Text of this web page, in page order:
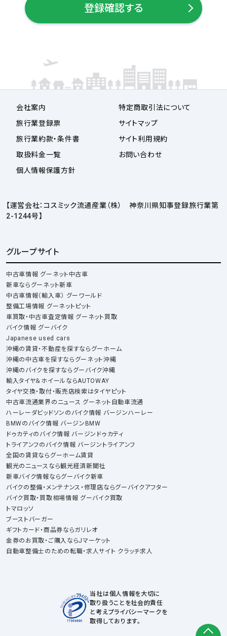
登録確認する
会社案内
旅行業登録票
旅行業約款・条件書
取扱料金一覧
個人情報保護方針
特定商取引法について
サイトマップ
サイト利用規約
お問い合わせ
【運営会社：コスミック流通産業（株） 神奈川県知事登録旅行業第
2-1244号】
グループサイト
中古車情報 グーネット中古車
新車ならグーネット新車
中古車情報（輸入車） グーワールド
整備工場情報 グーネットピット
車買取・中古車査定情報 グーネット買取
バイク情報 グーバイク
Japanese used cars
沖縄の賃貸・不動産を探すならグーホーム
沖縄の中古車を探すならグーネット沖縄
沖縄のバイクを探すならグーバイク沖縄
輸入タイヤ＆ホイールならAUTOWAY
タイヤ交換・取付・販売店検索はタイヤピット
中古車流通業界のニュース グーネット自動車流通
ハーレーダビッドソンのバイク情報 バージンハーレー
BMWのバイク情報 バージンBMW
ドゥカティのバイク情報 バージンドゥカティ
トライアンフのバイク情報 バージントライアンフ
全国の賃貸ならグーホーム賃貸
観光のニュースなら観光経済新聞社
新車バイク情報ならグーバイク新車
バイクの整備・メンテナンス・修理店ならグーバイクアフター
バイク買取・買取相場情報 グーバイク買取
トマロッソ
ブーストバーガー
ギフトカード・商品券ならガリレオ
金券のお買取・ご購入ならJマーケット
自動車整備士のための転職・求人サイト クラッチ求人
当社は個人情報を大切に
取り扱うことを社会的責任
と考えプライバシーマークを
取得しております。